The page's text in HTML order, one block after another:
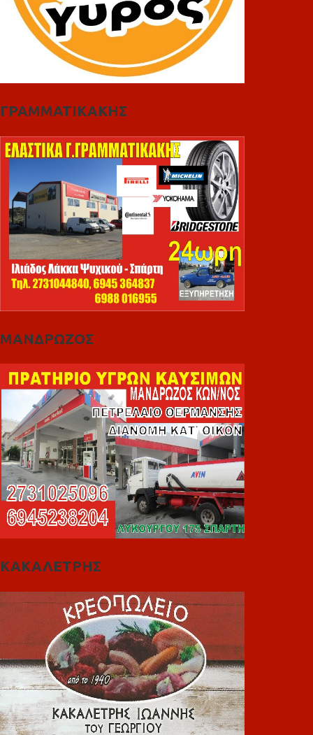
ΓΡΑΜΜΑΤΙΚΑΚΗΣ
ΜΑΝΔΡΩΖΟΣ
ΚΑΚΑΛΕΤΡΗΣ